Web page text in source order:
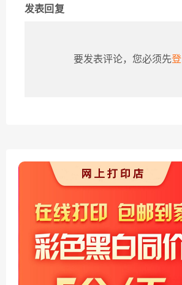
发表回复
要发表评论，您必须先